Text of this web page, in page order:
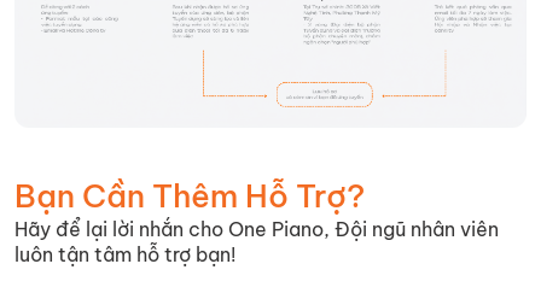
Bạn Cần Thêm Hỗ Trợ?
Hãy để lại lời nhắn cho One Piano, Đội ngũ nhân viên
luôn tận tâm hỗ trợ bạn!